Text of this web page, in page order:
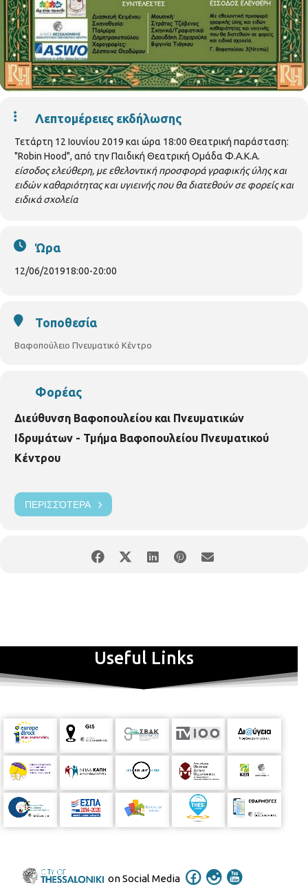
Λεπτομέρειες εκδήλωσης
Τετάρτη 12 Ιουνίου 2019 και ώρα 18:00 Θεατρική παράσταση:
"Robin Hood", από την Παιδική Θεατρική Ομάδα Φ.Α.Κ.Α.
είσοδος ελεύθερη, με εθελοντική προσφορά γραφικής ύλης και
ειδών καθαριότητας και υγιεινής που θα διατεθούν σε φορείς και
ειδικά σχολεία
Ώρα
12/06/201918:00-20:00
Τοποθεσία
Βαφοπούλειο Πνευματικό Κέντρο
Φορέας
Διεύθυνση Βαφοπουλείου και Πνευματικών
Ιδρυμάτων - Τμήμα Βαφοπουλείου Πνευματικού
Κέντρου
ΠΕΡΙΣΣΌΤΕΡΑ
Useful Links
on Social Media